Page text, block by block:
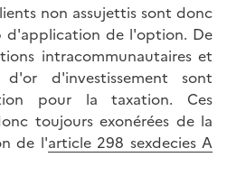
non assujettis sont donc
d'application de l'option. De
intracommunautaires et
d'investissement sont
pour la taxation. Ces
toujours exonérées de la
de l'article 298 sexdecies A